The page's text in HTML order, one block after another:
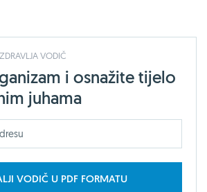
VODIČ
i osnažite tijelo
juhama
VODIČ U PDF FORMATU